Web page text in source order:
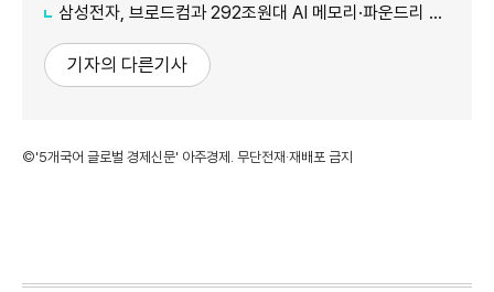
삼성전자, 브로드컴과 292조원대 AI 메모리·파운드리 협력...차세대 HBM 경쟁력 입증
기자의 다른기사
©'5개국어 글로벌 경제신문' 아주경제. 무단전재·재배포 금지